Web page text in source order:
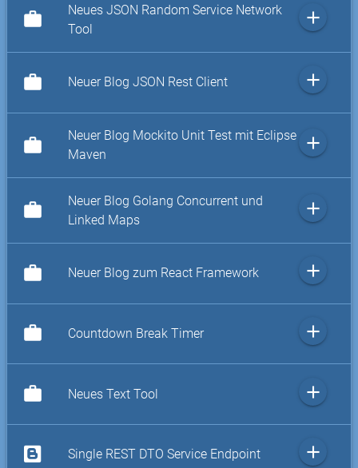
work
Neues JSON Random Service Network
Tool
add
work Neuer Blog JSON Rest Client add
work
Neuer Blog Mockito Unit Test mit Eclipse
Maven
add
work
Neuer Blog Golang Concurrent und
Linked Maps
add
work Neuer Blog zum React Framework add
work Countdown Break Timer add
work Neues Text Tool add
Single REST DTO Service Endpoint add